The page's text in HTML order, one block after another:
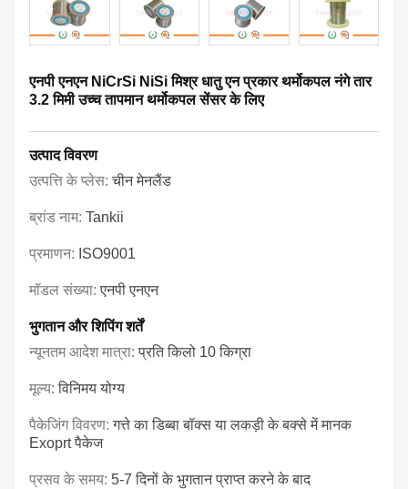
एनपी एनएन NiCrSi NiSi मिश्र धातु एन प्रकार थर्मोकपल नंगे तार
3.2 मिमी उच्च तापमान थर्मोकपल सेंसर के लिए
उत्पाद विवरण
उत्पत्ति के प्लेस:चीन मेनलैंड
ब्रांड नाम: Tankii
प्रमाणन: ISO9001
मॉडल संख्या:एनपी एनएन
भुगतान और शिपिंग शर्तें
न्यूनतम आदेश मात्रा:प्रति किलो 10 किग्रा
मूल्य:विनिमय योग्य
पैकेजिंग विवरण:गत्ते का डिब्बा बॉक्स या लकड़ी के बक्से में मानक
Exoprt पैकेज
प्रसव के समय: 5-7 दिनों के भुगतान प्राप्त करने के बाद